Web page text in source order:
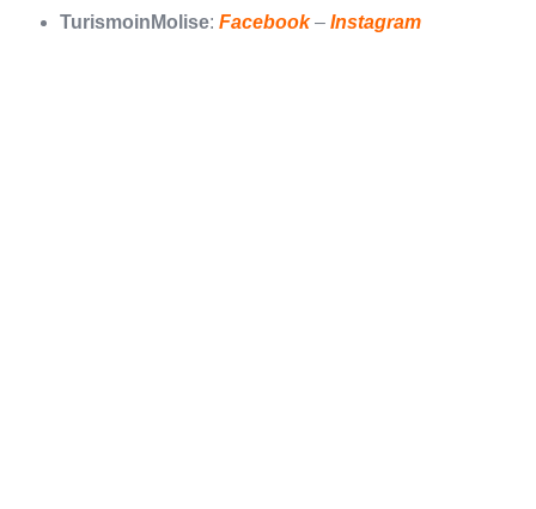
TurismoinMolise: Facebook – Instagram